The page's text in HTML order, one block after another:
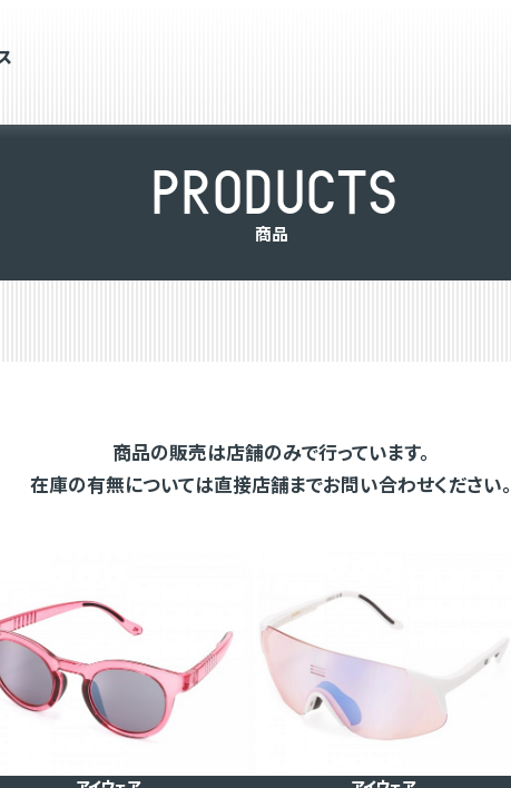
PRODUCTS
商品
商品の販売は店舗のみで行っています。
在庫の有無については直接店舗までお問い合わせください。